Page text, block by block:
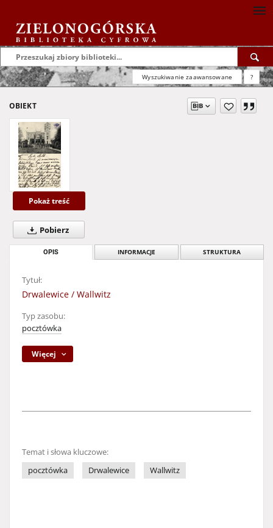
Wyszukiwanie zaawansowane ?
OBIEKT
Pokaż treść
Pobierz
OPIS INFORMACJE STRUKTURA
Tytuł:
Drwalewice / Wallwitz
Typ zasobu:
pocztówka
Więcej
Temat i słowa kluczowe:
pocztówka
Drwalewice Wallwitz